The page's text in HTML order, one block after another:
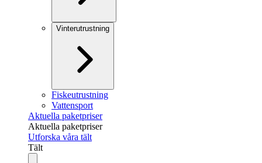
Vinterutrustning
Fiskeutrustning
Vattensport
Aktuella paketpriser
Aktuella paketpriser
Utforska våra tält
Tält